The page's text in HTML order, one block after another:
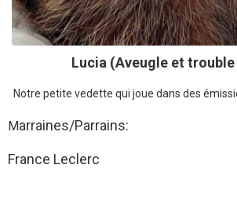
Lucia (Aveugle et
Notre petite vedette qui joue dans des
Marraines/Parrains:
France Leclerc